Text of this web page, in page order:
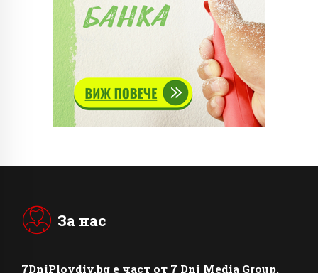
За нас
7DniPlovdiv.bg e част от 7 Dni Media Group,